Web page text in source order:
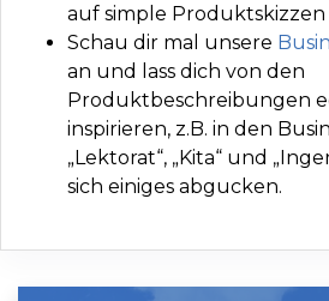
auf simple Produktskizzen
Schau dir mal unsere
an und lass dich von den
Produktbeschreibungen
inspirieren, z.B. in den
„Lektorat“, „Kita“ und
sich einiges abgucken.